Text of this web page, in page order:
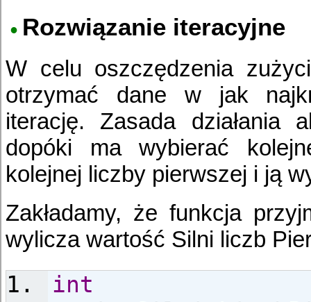
Rozwiązanie iteracyjne
W celu oszczędzenia
otrzymać dane w jak
iterację. Zasada działania
dopóki ma wybierać
kolejnej liczby pierwszej i ją
Zakładamy, że funkcja
wylicza wartość Silni liczb
int